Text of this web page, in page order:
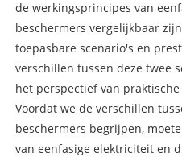
de werkingsprincipes van
beschermers vergelijkbaar
toepasbare scenario's en
verschillen tussen deze twee
het perspectief van
Voordat we de verschillen
beschermers begrijpen,
van eenfasige elektriciteit en